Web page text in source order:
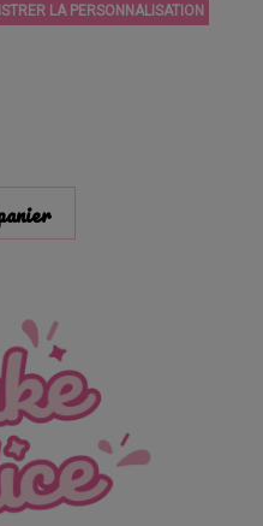
LA PERSONNALISATION